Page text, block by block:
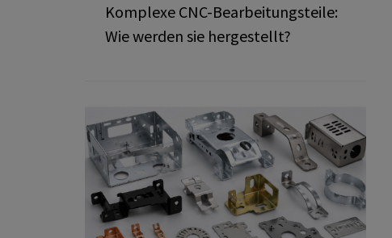
Komplexe CNC-Bearbeitungsteile:
Wie werden sie hergestellt?